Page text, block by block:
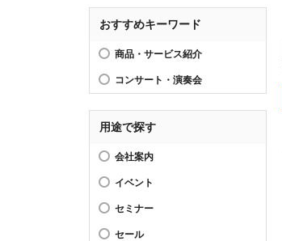
おすすめキーワード
商品・サービス紹介
コンサート・演奏会
用途で探す
会社案内
イベント
セミナー
セール